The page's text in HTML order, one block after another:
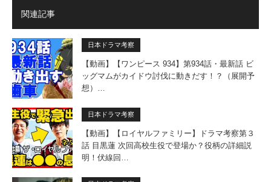
関連記事
日本ドラマ考察
【動画】【ワンピース 934】第934話・最新話 ビ
ッグマムがカイドウ討伐に動きだす！？（展開予
想）…
日本ドラマ考察
【動画】【ロイヤルファミリー】ドラマ考察第３
話 目黒蓮 次回高校生役で登場か？役柄の詳細説
明！伏線回…